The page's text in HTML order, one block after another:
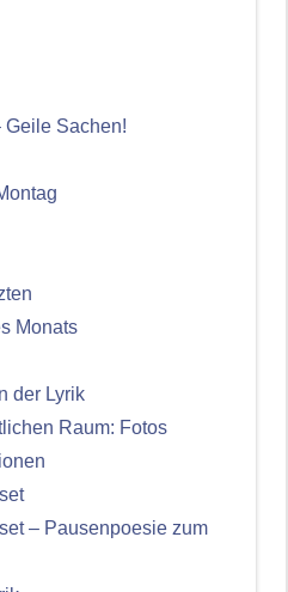
Geile Sachen!
Monats
der Lyrik
Raum: Fotos
– Pausenpoesie zum